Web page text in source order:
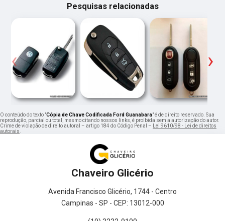
Pesquisas relacionadas
‹ ›
O conteúdo do texto "Cópia de Chave Codificada Ford Guanabara" é de direito reservado. Sua
reprodução, parcial ou total, mesmo citando nossos links, é proibida sem a autorização do autor.
Crime de violação de direito autoral – artigo 184 do Código Penal –
Lei 9610/98 - Lei de direitos
autorais
Chaveiro Glicério
Avenida Francisco Glicério, 1744 - Centro
Campinas - SP - CEP: 13012-000